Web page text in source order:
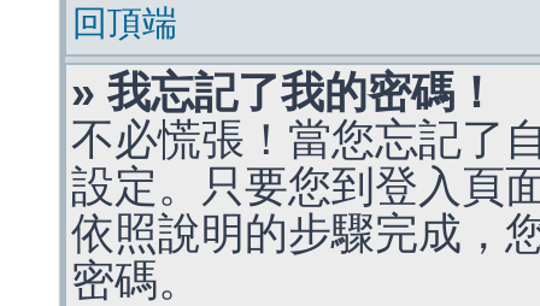
回頂端
» 我忘記了我的密碼！
不必慌張！當您忘記了
設定。只要您到登入頁
依照說明的步驟完成，
密碼。